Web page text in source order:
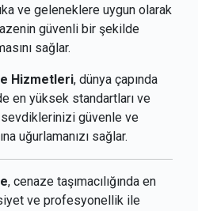
ve geleneklere uygun olarak
güvenli bir şekilde
sağlar.
Hizmetleri, dünya çapında
en yüksek standartları ve
güvenle ve
uğurlamanızı sağlar.
, cenaze taşımacılığında en
ve profesyonellik ile